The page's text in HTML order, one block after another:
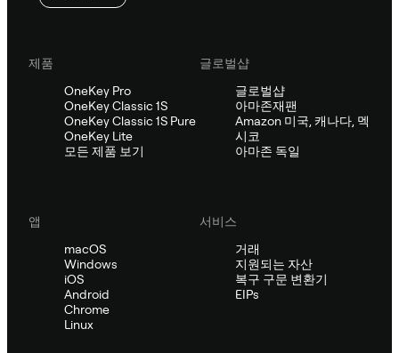
제품
OneKey Pro
OneKey Classic 1S
OneKey Classic 1S Pure
OneKey Lite
모든 제품 보기
글로벌샵
글로벌샵
아마존재팬
Amazon 미국, 캐나다, 멕
시코
아마존 독일
앱
macOS
Windows
iOS
Android
Chrome
Linux
서비스
거래
지원되는 자산
복구 구문 변환기
EIPs